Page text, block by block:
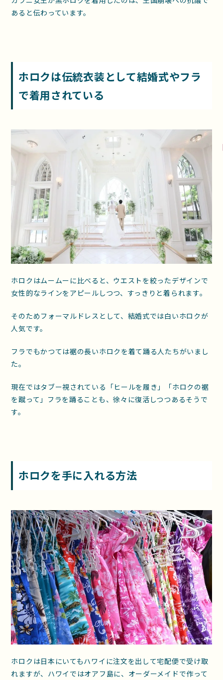
あると伝わっています。
ホロクは伝統衣装として結婚式やフラ
で着用されている
ホロクはムームーに比べると、ウエストを絞ったデザインで
女性的なラインをアピールしつつ、すっきりと着られます。
そのためフォーマルドレスとして、結婚式では白いホロクが
人気です。
フラでもかつては裾の長いホロクを着て踊る人たちがいまし
た。
現在ではタブー視されている「ヒールを履き」「ホロクの裾
を蹴って」フラを踊ることも、徐々に復活しつつあるそうで
す。
ホロクを手に入れる方法
ホロクは日本にいてもハワイに注文を出して宅配便で受け取
れますが、ハワイではオアフ島に、オーダーメイドで作って